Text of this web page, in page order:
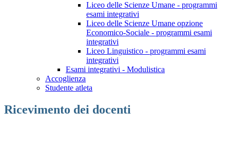
Liceo delle Scienze Umane - programmi
esami integrativi
Liceo delle Scienze Umane opzione
Economico-Sociale - programmi esami
integrativi
Liceo Linguistico - programmi esami
integrativi
Esami integrativi - Modulistica
Accoglienza
Studente atleta
Ricevimento dei docenti